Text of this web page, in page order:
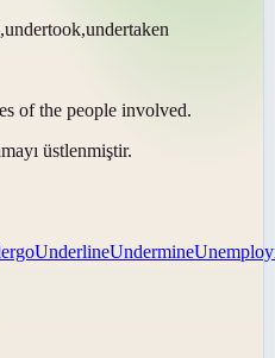
of the people involved.
üstlenmiştir.
UnderlineUndermine